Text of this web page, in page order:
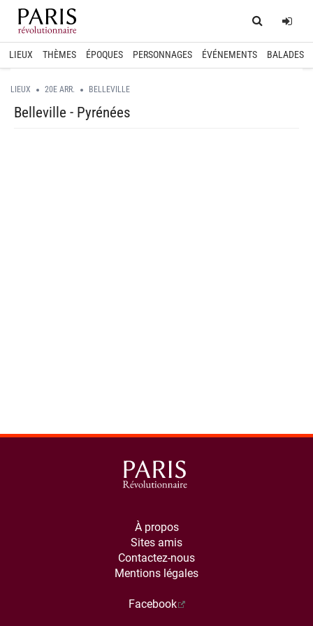
Home
LIEUX THÈMES ÉPOQUES PERSONNAGES ÉVÉNEMENTS BALADES
LIEUX 20E ARR. BELLEVILLE
Belleville - Pyrénées
À propos
Sites amis
Contactez-nous
Mentions légales
Facebook